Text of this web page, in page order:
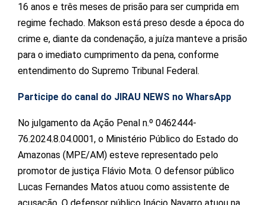
16 anos e três meses de prisão para ser cumprida em
regime fechado. Makson está preso desde a época do
crime e, diante da condenação, a juíza manteve a prisão
para o imediato cumprimento da pena, conforme
entendimento do Supremo Tribunal Federal.
Participe do canal do JIRAU NEWS no WharsApp
No julgamento da Ação Penal n.º 0462444-
76.2024.8.04.0001, o Ministério Público do Estado do
Amazonas (MPE/AM) esteve representado pelo
promotor de justiça Flávio Mota. O defensor público
Lucas Fernandes Matos atuou como assistente de
acusação. O defensor público Inácio Navarro atuou na